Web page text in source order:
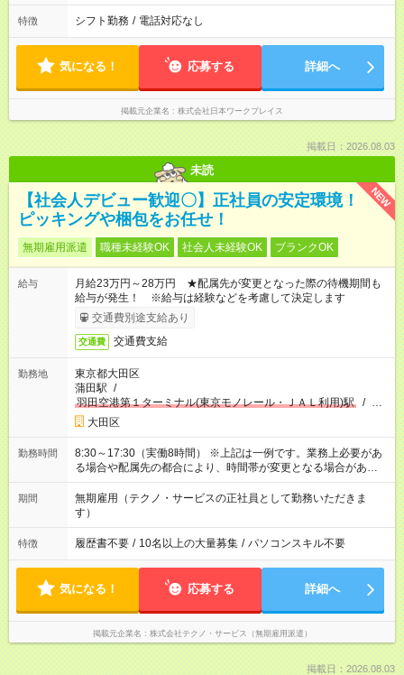
特徴 シフト勤務 / 電話対応なし
気になる！ 応募する 詳細へ
掲載元企業名 株式会社日本ワークプレイス
掲載日：2026.08.03
未読
NEW
【社会人デビュー歓迎〇】正社員の安定環境！
ピッキングや梱包をお任せ！
無期雇用派遣 職種未経験OK 社会人未経験OK ブランクOK
給与
月給23万円～28万円 ★配属先が変更となった際の待機期間も
給与が発生！ ※給与は経験などを考慮して決定します
交通費別途支給あり
交通費 交通費支給
勤務地
東京都大田区
蒲田駅 /
羽田空港第１ターミナル(東京モノレール・ＪＡＬ利用)駅
/ 池
上駅 / …
大田区
勤務時間
8:30～17:30（実働8時間） ※上記は一例です。業務上必要があ
る場合や配属先の都合により、時間帯が変更となる場合があり
ます。
期間
無期雇用（テクノ・サービスの正社員として勤務いただきま
す）
特徴 履歴書不要 / 10名以上の大量募集 / パソコンスキル不要
気になる！ 応募する 詳細へ
掲載元企業名 株式会社テクノ・サービス（無期雇用派遣）
掲載日：2026.08.03